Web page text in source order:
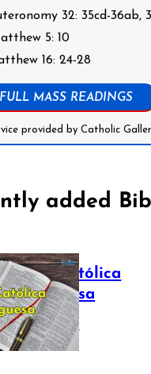
32: 35cd-36ab,
5: 10
16: 24-28
FULL MASS READINGS
provided by Catholic
added
Bíblia Católica
Portuguesa
July 16, 2025